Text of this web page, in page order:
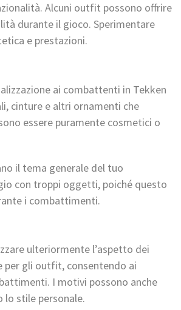
Alcuni outfit possono offrire
durante il gioco. Sperimentare
e prestazioni.
ai combattenti in Tekken
cinture e altri ornamenti che
essere puramente cosmetici o
il tema generale del tuo
con troppi oggetti, poiché questo
i combattimenti.
ulteriormente l’aspetto dei
per gli outfit, consentendo ai
I motivi possono anche
lo stile personale.